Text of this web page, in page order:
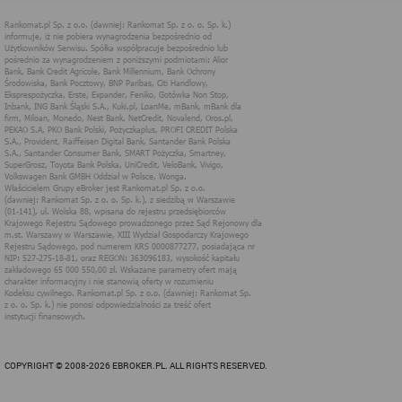
COPYRIGHT © 2008-2026 EBROKER.PL. ALL RIGHTS RESERVED.
innych podobnych technologii do zapisywania informacji o
sposobie korzystania przez użytkownika z tych stron
internetowych.
Każdy użytkownik ma prawo wyboru w zakresie udostępniania
informacji, które go dotyczą.
1. Pliki "cookies"
Pliki typu "cookies" ("ciasteczka"), to informacje, zapisywane
przez przeglądarkę użytkownika, obejmujące zawartość tekstową
które mogą zawierać dane osobowe w postaci adresu IP
komputera oraz unikalnego identyfikatora urządzenia zapisanego w
pliku. Pliki te nie są przechowywane na serwerach spółki, a dane z
nich są odczytywane jedynie podczas wizyty na stronie. Dzięki
plikom cookies strony internetowe pamiętają preferencje
użytkownika, np. ulubione strony internetowe. Pliki cookies nie
identyfikują użytkownika poprzez takie dane jak imię czy nazwisko
i nie są zbierane w ramach technologii cookies, nie mają wpływu
na sprzęt i oprogramowanie użytkownika. Więcej informacji o
plikach "cookies" można znaleźć na stronie
ies.org/
2. W jakim celu wykorzystywane są pliki
Informacje zapisane w plikach cookies pomagają w dostosowaniu